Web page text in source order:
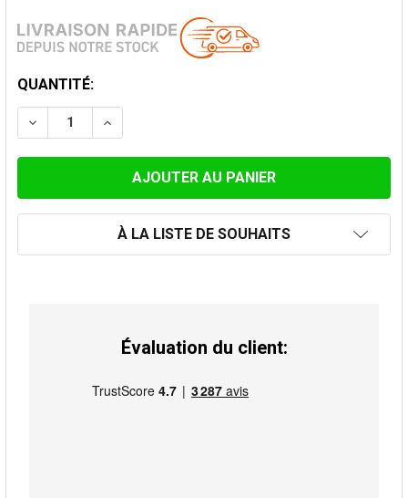
STOCK
ACTUEL:
QUANTITÉ:
DIMINUER LA QUANTITÉ DE ELÈMENT 50 CM
AUGMENTER LA QUANTITÉ DE ELÈMENT
À LA LISTE DE SOUHAITS
Évaluation du client: